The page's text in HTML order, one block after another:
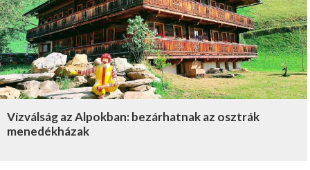
Vízválság az Alpokban: bezárhatnak az osztrák
menedékházak